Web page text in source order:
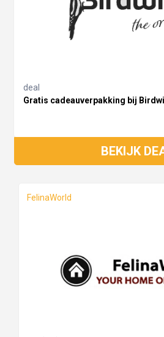
deal
Gratis cadeauverpakking bij
BEKIJK
FelinaWorld